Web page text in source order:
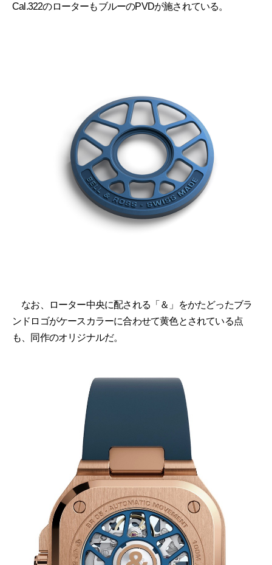
Cal.322のローターもブルーのPVDが施されている。
なお、ローター中央に配される「＆」をかたどったブラ
ンドロゴがケースカラーに合わせて黄色とされている点
も、同作のオリジナルだ。